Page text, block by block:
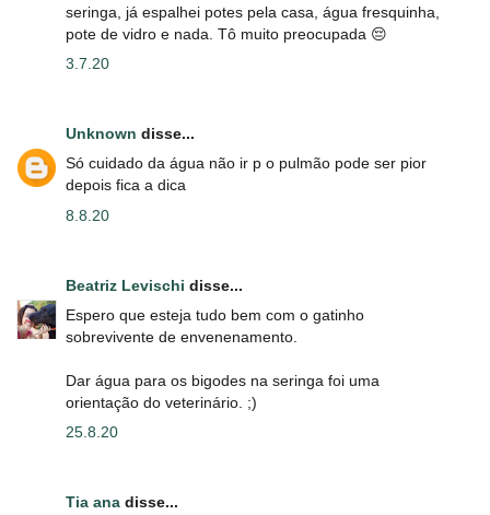
seringa, já espalhei potes pela casa, água fresquinha,
pote de vidro e nada. Tô muito preocupada 😔
3.7.20
Unknown disse...
Só cuidado da água não ir p o pulmão pode ser pior
depois fica a dica
8.8.20
Beatriz Levischi disse...
Espero que esteja tudo bem com o gatinho
sobrevivente de envenenamento.
Dar água para os bigodes na seringa foi uma
orientação do veterinário. ;)
25.8.20
Tia ana disse...